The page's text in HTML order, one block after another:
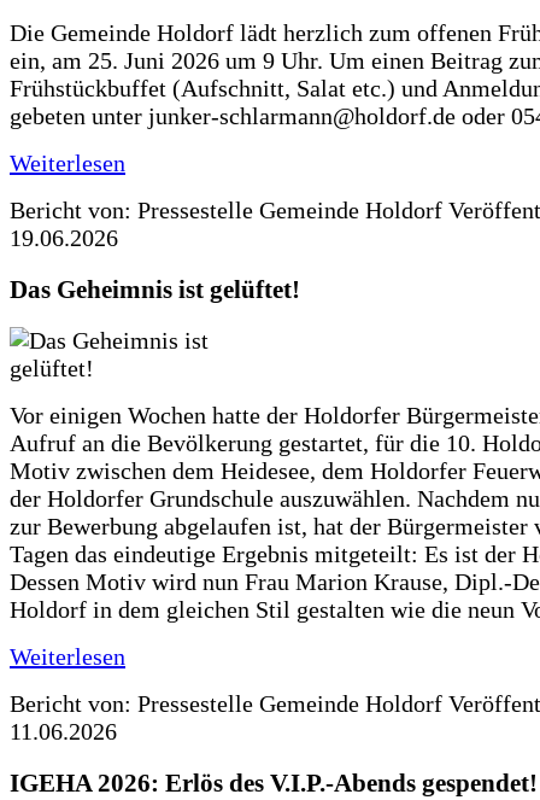
Die Gemeinde Holdorf lädt herzlich zum offenen
ein, am 25. Juni 2026 um 9 Uhr. Um einen Beitrag
Frühstückbuffet (Aufschnitt, Salat etc.) und
gebeten unter junker-schlarmann@holdorf.de oder
Weiterlesen
Bericht von: Pressestelle Gemeinde Holdorf
19.06.2026
Das Geheimnis ist gelüftet!
Vor einigen Wochen hatte der Holdorfer
Aufruf an die Bevölkerung gestartet, für die 10.
Motiv zwischen dem Heidesee, dem Holdorfer
der Holdorfer Grundschule auszuwählen. Nachdem
zur Bewerbung abgelaufen ist, hat der Bürgermeister
Tagen das eindeutige Ergebnis mitgeteilt: Es ist der
Dessen Motiv wird nun Frau Marion Krause, Dipl.-
Holdorf in dem gleichen Stil gestalten wie die neun
Weiterlesen
Bericht von: Pressestelle Gemeinde Holdorf
11.06.2026
IGEHA 2026: Erlös des V.I.P.-Abends gespendet!